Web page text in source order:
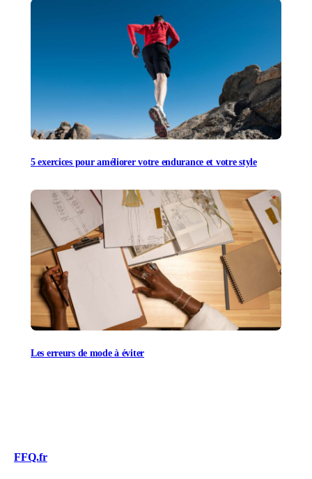
5 exercices pour améliorer votre endurance et votre style
Les erreurs de mode à éviter
FFQ.fr